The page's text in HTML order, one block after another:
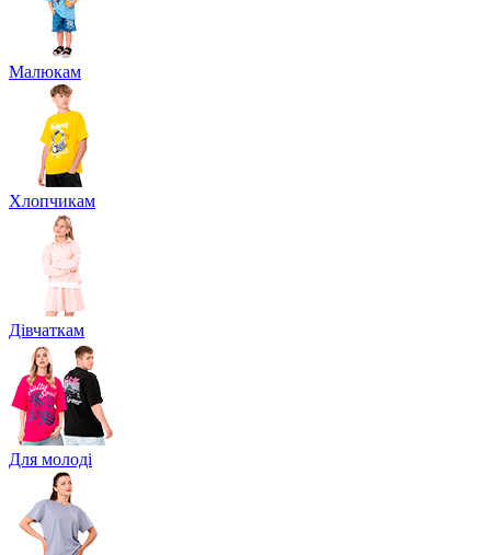
Малюкам
Хлопчикам
Дівчаткам
Для молоді